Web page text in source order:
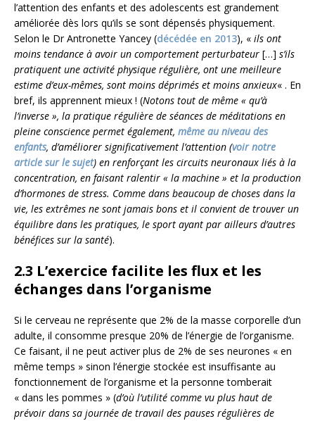
l’attention des enfants et des adolescents est grandement
améliorée dès lors qu’ils se sont dépensés physiquement.
Selon le Dr Antronette Yancey (décédée en 2013), « ils ont
moins tendance à avoir un comportement perturbateur […] s’ils
pratiquent une activité physique régulière, ont une meilleure
estime d’eux-mêmes, sont moins déprimés et moins anxieux« . En
bref, ils apprennent mieux ! (Notons tout de même « qu’à
l’inverse », la pratique régulière de séances de méditations en
pleine conscience permet également, même au niveau des
enfants, d’améliorer significativement l’attention (voir notre
article sur le sujet) en renforçant les circuits neuronaux liés à la
concentration, en faisant ralentir « la machine » et la production
d’hormones de stress. Comme dans beaucoup de choses dans la
vie, les extrêmes ne sont jamais bons et il convient de trouver un
équilibre dans les pratiques, le sport ayant par ailleurs d’autres
bénéfices sur la santé).
2.3 L’exercice facilite les flux et les
échanges dans l’organisme
Si le cerveau ne représente que 2% de la masse corporelle d’un
adulte, il consomme presque 20% de l’énergie de l’organisme.
Ce faisant, il ne peut activer plus de 2% de ses neurones « en
même temps » sinon l’énergie stockée est insuffisante au
fonctionnement de l’organisme et la personne tomberait
« dans les pommes » (d’où l’utilité comme vu plus haut de
prévoir dans sa journée de travail des pauses régulières de